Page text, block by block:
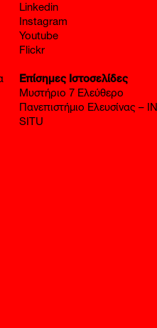
Linkedin
Instagram
Youtube
Flickr
Επίσημες Ιστοσελίδες
Μυστήριο 7 Ελεύθερο
Πανεπιστήμιο Ελευσίνας – IN
SITU